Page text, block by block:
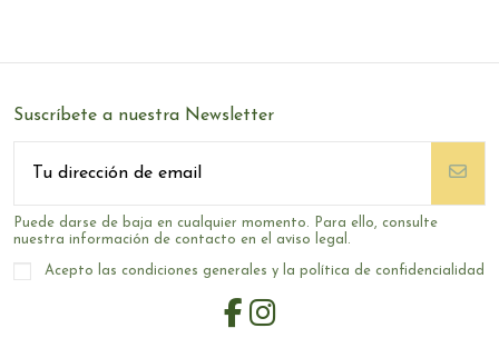
Suscríbete a nuestra Newsletter
Puede darse de baja en cualquier momento. Para ello, consulte
nuestra información de contacto en el aviso legal.
Acepto las condiciones generales y la política de confidencialidad